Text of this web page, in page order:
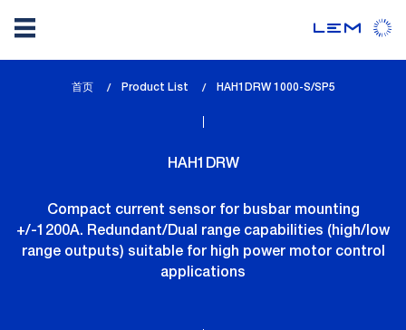
首页 Product List
lem_current_page
HAH1DRW 1000-S/SP5
HAH1DRW
Compact current sensor for busbar mounting
+/-1200A. Redundant/Dual range capabilities (high/low
range outputs) suitable for high power motor control
applications